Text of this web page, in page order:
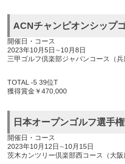
ACNチャンピオンシップ
開催日・コース
2023年10月5日∼10月8日
三甲ゴルフ倶楽部ジャパンコース（兵
TOTAL -5 39位T
獲得賞金￥470,000
日本オープンゴルフ選手権
開催日・コース
2023年10月12日∼10月15日
茨木カンツリー倶楽部西コース（大阪